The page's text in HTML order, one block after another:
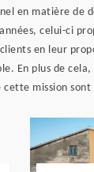
en matière de
celui-ci
en leur
En plus de cela,
mission sont